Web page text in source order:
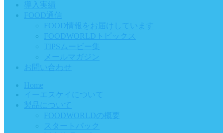
導入実績
FOOD通信
FOOD情報をお届けしています
FOODWORLDトピックス
TIPSムービー集
メールマガジン
お問い合わせ
Home
イーエスケイについて
製品について
FOODWORLDの概要
スタートパック